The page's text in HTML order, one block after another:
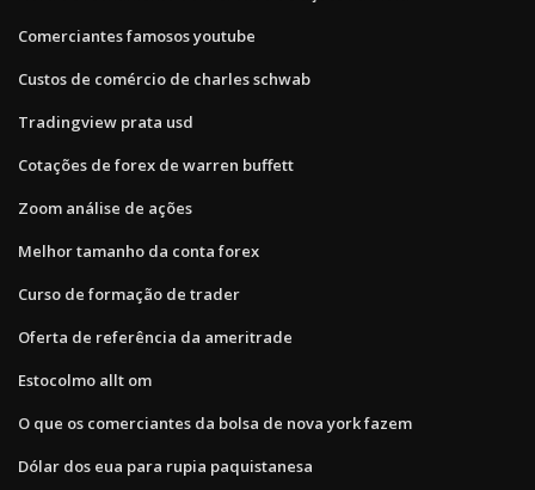
Comerciantes famosos youtube
Custos de comércio de charles schwab
Tradingview prata usd
Cotações de forex de warren buffett
Zoom análise de ações
Melhor tamanho da conta forex
Curso de formação de trader
Oferta de referência da ameritrade
Estocolmo allt om
O que os comerciantes da bolsa de nova york fazem
Dólar dos eua para rupia paquistanesa